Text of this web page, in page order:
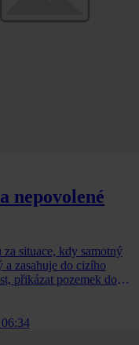
nepovolené
situace, kdy samotný
a zasahuje do cizího
přikázat pozemek do